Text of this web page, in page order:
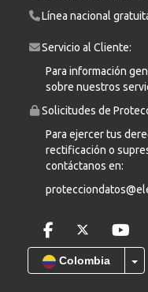
Línea nacional
Servicio al Cliente:
Para información
sobre nuestros
Solicitudes de
Para ejercer tus
rectificación o
contáctanos en:
Colombia